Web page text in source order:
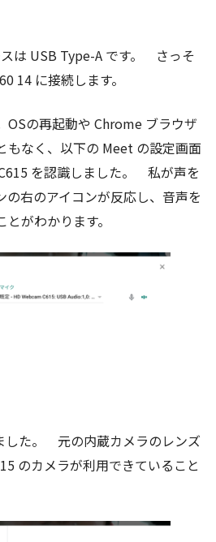
は USB Type-A です。 さっそ
14 に接続します。
OSの再起動や Chrome ブラウザ
もなく、以下の Meet の設定画面
を認識しました。 私が声を
の右のアイコンが反応し、音声を
がわかります。
した。 元の内蔵カメラのレンズ
のカメラが利用できていること